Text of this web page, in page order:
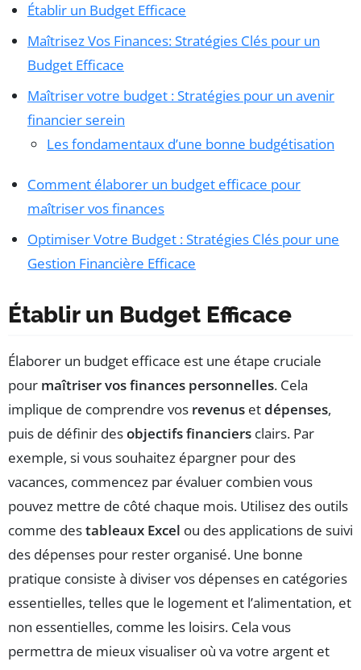
Établir un Budget Efficace
Maîtrisez Vos Finances: Stratégies Clés pour un
Budget Efficace
Maîtriser votre budget : Stratégies pour un avenir
financier serein
Les fondamentaux d’une bonne budgétisation
Comment élaborer un budget efficace pour
maîtriser vos finances
Optimiser Votre Budget : Stratégies Clés pour une
Gestion Financière Efficace
Établir un Budget Efficace
Élaborer un budget efficace est une étape cruciale
pour maîtriser vos finances personnelles. Cela
implique de comprendre vos revenus etdépenses,
puis de définir desobjectifs financiers clairs. Par
exemple, si vous souhaitez épargner pour des
vacances, commencez par évaluer combien vous
pouvez mettre de côté chaque mois. Utilisez des outils
comme destableaux Excel ou des applications de suivi
des dépenses pour rester organisé. Une bonne
pratique consiste à diviser vos dépenses en catégories
essentielles, telles que le logement et l’alimentation, et
non essentielles, comme les loisirs. Cela vous
permettra de mieux visualiser où va votre argent et